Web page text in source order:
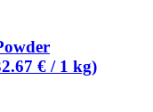
€ / 1 kg)